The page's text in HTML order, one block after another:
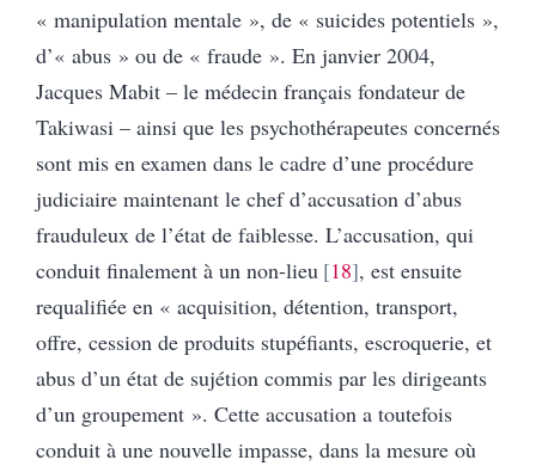
« manipulation mentale », de « suicides potentiels »,
d’« abus » ou de « fraude ». En janvier 2004,
Jacques Mabit – le médecin français fondateur de
Takiwasi – ainsi que les psychothérapeutes concernés
sont mis en examen dans le cadre d’une procédure
judiciaire maintenant le chef d’accusation d’abus
frauduleux de l’état de faiblesse. L’accusation, qui
conduit finalement à un non-lieu 18 , est ensuite
requalifiée en « acquisition, détention, transport,
offre, cession de produits stupéfiants, escroquerie, et
abus d’un état de sujétion commis par les dirigeants
d’un groupement ». Cette accusation a toutefois
conduit à une nouvelle impasse, dans la mesure où